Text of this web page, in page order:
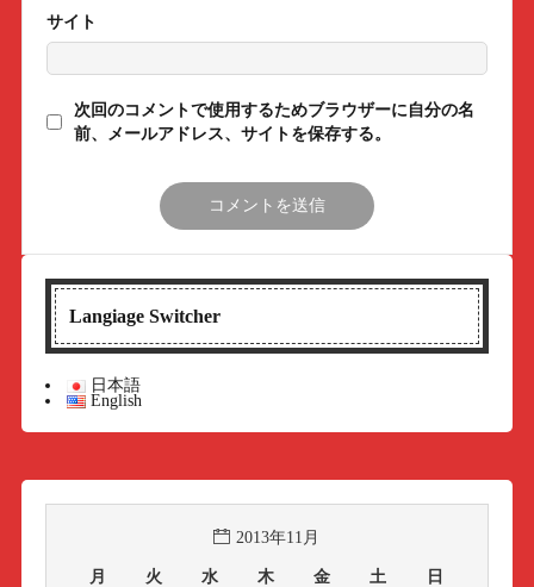
サイト
次回のコメントで使用するためブラウザーに自分の名
前、メールアドレス、サイトを保存する。
Langiage Switcher
日本語
English
2013年11月
月 火 水 木 金 土 日